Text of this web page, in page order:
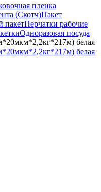
пленка
(Скотч)Пакет
пакетПерчатки рабочие
Одноразовая посуда
белая